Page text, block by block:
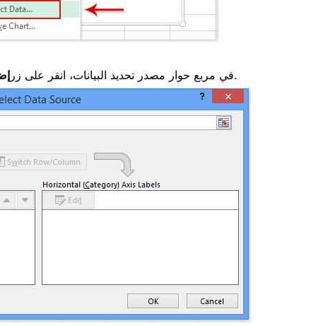
3. في مربع حوار مصدر تحديد البيانات، انقر على زرلبدء إضافة سلسلة بيانات جديدة.